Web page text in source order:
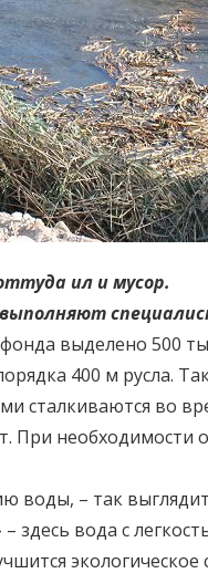
ил и мусор.
выделено 500
400 м русла.
сталкиваются во
При
– так
здесь вода с
экологическое